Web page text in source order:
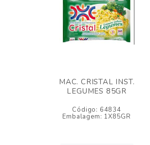
MAC. CRISTAL INST.
LEGUMES 85GR
Código: 64834
Embalagem: 1X85GR